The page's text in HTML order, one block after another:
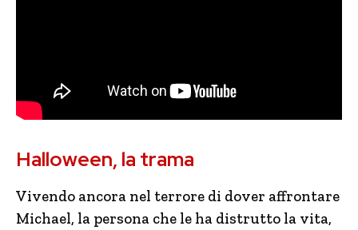
Halloween, la trama
Vivendo ancora nel terrore di dover affrontare
Michael, la persona che le ha distrutto la vita,